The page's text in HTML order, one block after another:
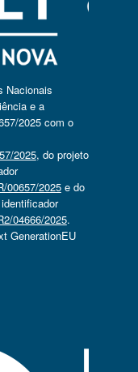
Nacionais
e a
2025 com o
2025, do projeto
00657/2025e do
04666/2025.
GenerationEU